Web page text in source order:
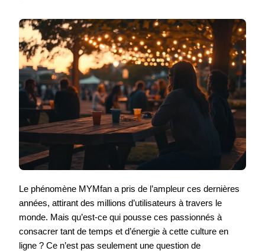
Le phénomène MYMfan a pris de l’ampleur ces dernières
années, attirant des millions d’utilisateurs à travers le
monde. Mais qu’est-ce qui pousse ces passionnés à
consacrer tant de temps et d’énergie à cette culture en
ligne ? Ce n’est pas seulement une question de